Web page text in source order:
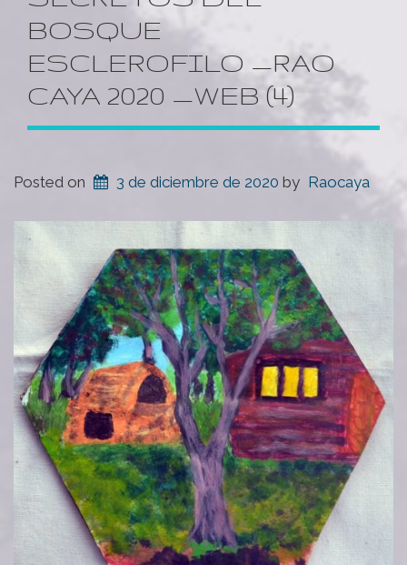
BOSQUE
ESCLEROFILO _RAO
CAYA 2020 _WEB (4)
Posted on 3 de diciembre de 2020 by Raocaya